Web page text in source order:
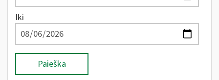
Iki
Paieška